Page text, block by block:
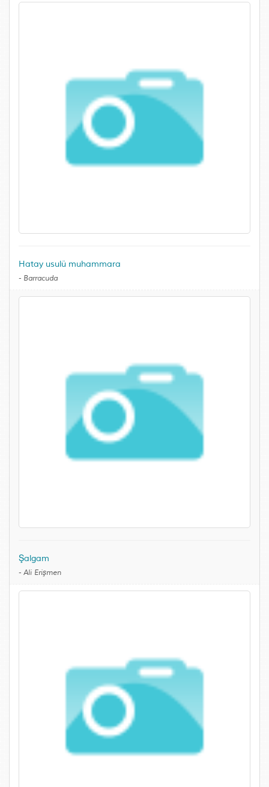
Hatay usulü muhammara
- Barracuda
Şalgam
- Ali Erişmen